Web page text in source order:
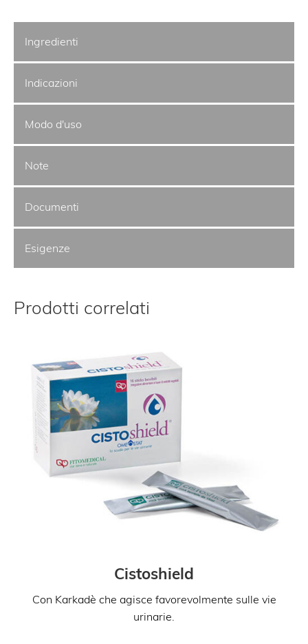
Ingredienti
Indicazioni
Modo d'uso
Note
Documenti
Esigenze
Prodotti correlati
Cistoshield
Con Karkadè che agisce favorevolmente sulle vie
urinarie.